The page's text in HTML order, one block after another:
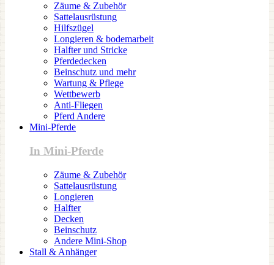
Zäume & Zubehör
Sattelausrüstung
Hilfszügel
Longieren & bodemarbeit
Halfter und Stricke
Pferdedecken
Beinschutz und mehr
Wartung & Pflege
Wettbewerb
Anti-Fliegen
Pferd Andere
Mini-Pferde
In Mini-Pferde
Zäume & Zubehör
Sattelausrüstung
Longieren
Halfter
Decken
Beinschutz
Andere Mini-Shop
Stall & Anhänger